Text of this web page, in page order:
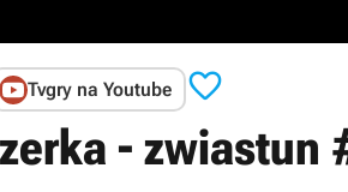
Tvgry na Youtube 
- zwiastun